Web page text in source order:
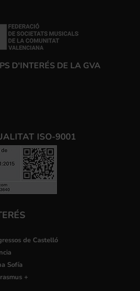
D'INTERÉS DE LA GVA
ISO-9001
de Castelló
Sofía
+